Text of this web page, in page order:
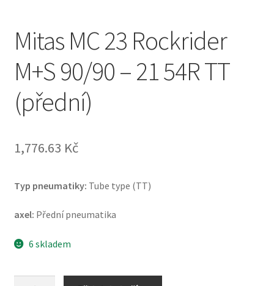
Mitas MC 23 Rockrider
M+S 90/90 – 21 54R TT
(přední)
1,776.63 Kč
Typ pneumatiky: Tube type (TT)
axel: Přední pneumatika
6 skladem